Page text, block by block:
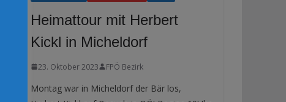
Heimattour mit Herbert
Kickl in Micheldorf
23. Oktober 2023 FPÖ Bezirk
Montag war in Micheldorf der Bär los,